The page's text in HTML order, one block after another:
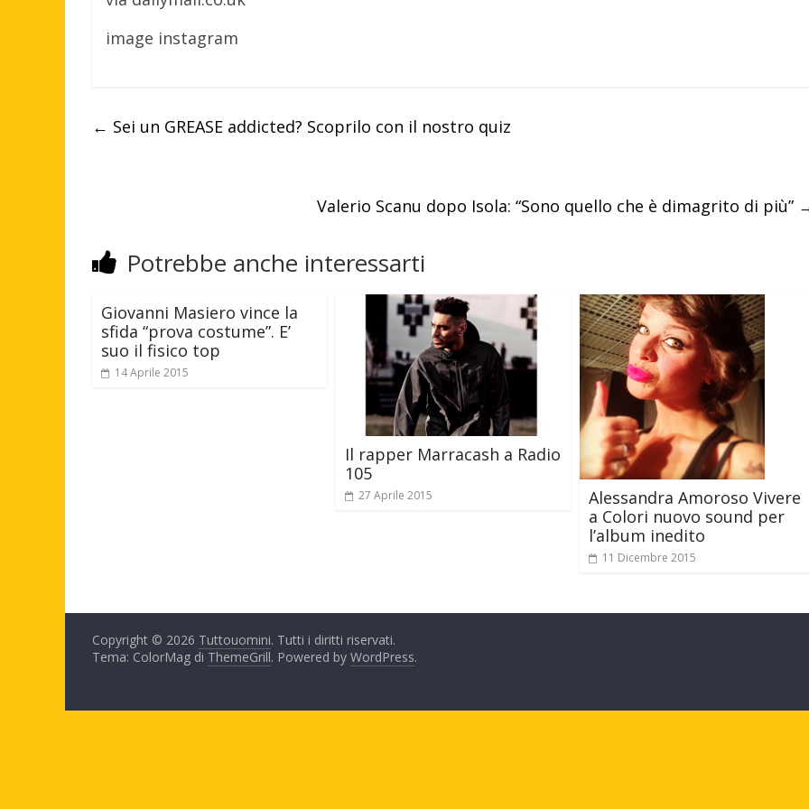
image instagram
← Sei un GREASE addicted? Scoprilo con il nostro quiz
Valerio Scanu dopo Isola: “Sono quello che è dimagrito di più”
Potrebbe anche interessarti
Giovanni Masiero vince la
sfida “prova costume”. E’
suo il fisico top
14 Aprile 2015
Il rapper Marracash a Radio
105
27 Aprile 2015
Alessandra Amoroso Vivere
a Colori nuovo sound per
l’album inedito
11 Dicembre 2015
Copyright © 2026 Tuttouomini. Tutti i diritti riservati.
Tema: ColorMag di ThemeGrill. Powered by WordPress.